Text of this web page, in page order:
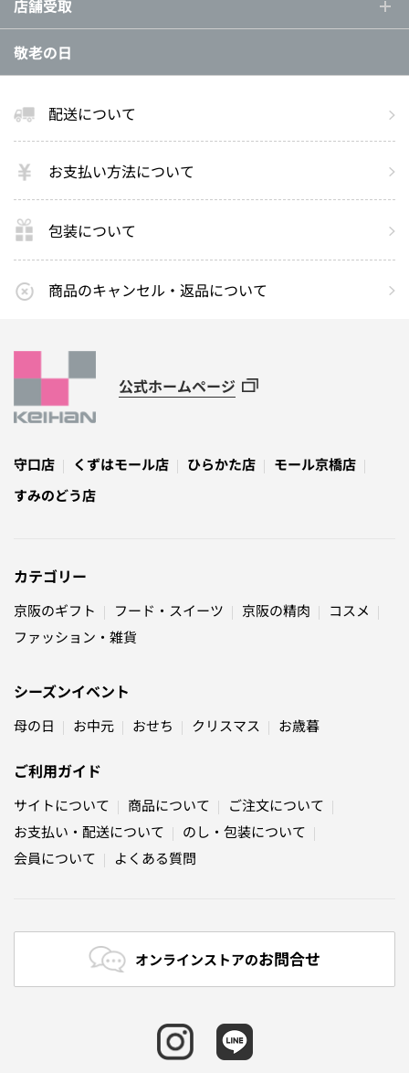
店舗受取
敬老の日
配送について
お支払い方法について
包装について
商品のキャンセル・返品について
公式ホームページ
守口店 くずはモール店 ひらかた店
モール京橋店
すみのどう店
カテゴリー
京阪のギフト フード・スイーツ 京阪の精肉
コスメ
ファッション・雑貨
シーズンイベント
母の日 お中元 おせち クリスマス お歳暮
ご利用ガイド
サイトについて 商品について
ご注文について
お支払い・配送について
のし・包装について
会員について
よくある質問
オンラインストアのお問合せ